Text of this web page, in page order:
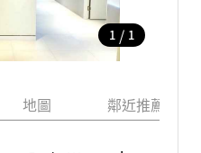
1 / 1
地圖 鄰近推薦景點